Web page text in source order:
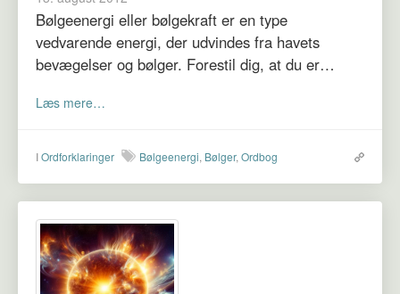
Bølgeenergi eller bølgekraft er en type
vedvarende energi, der udvindes fra havets
bevægelser og bølger. Forestil dig, at du er…
Læs mere…
IOrdforklaringer Bølgeenergi, Bølger, Ordbog